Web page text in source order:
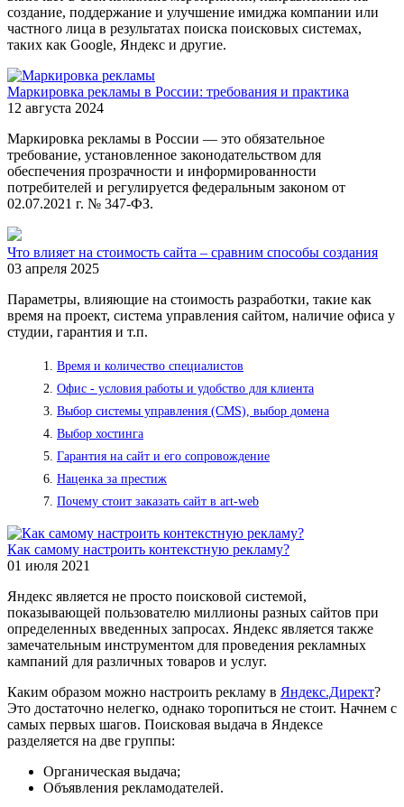
создание, поддержание и улучшение имиджа компании или
частного лица в результатах поиска поисковых системах,
таких как Google, Яндекс и другие.
Маркировка рекламы в России: требования и практика
12 августа 2024
Маркировка рекламы в России — это обязательное
требование, установленное законодательством для
обеспечения прозрачности и информированности
потребителей и регулируется федеральным законом от
02.07.2021 г. № 347-ФЗ.
Что влияет на стоимость сайта – сравним способы создания
03 апреля 2025
Параметры, влияющие на стоимость разработки, такие как
время на проект, система управления сайтом, наличие офиса у
студии, гарантия и т.п.
Время и количество специалистов
Офис - условия работы и удобство для клиента
Выбор системы управления (CMS), выбор домена
Выбор хостинга
Гарантия на сайт и его сопровождение
Наценка за престиж
Почему стоит заказать сайт в art-web
Как самому настроить контекстную рекламу?
01 июля 2021
Яндекс является не просто поисковой системой,
показывающей пользователю миллионы разных сайтов при
определенных введенных запросах. Яндекс является также
замечательным инструментом для проведения рекламных
кампаний для различных товаров и услуг.
Каким образом можно настроить рекламу в Яндекс.Директ?
Это достаточно нелегко, однако торопиться не стоит. Начнем с
самых первых шагов. Поисковая выдача в Яндексе
разделяется на две группы:
Органическая выдача;
Объявления рекламодателей.